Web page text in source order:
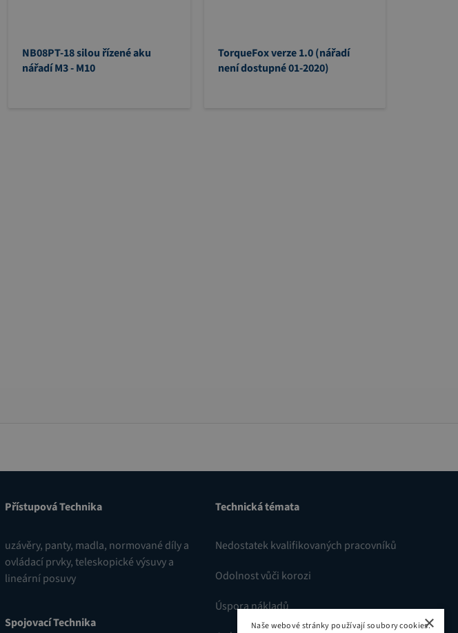
NB08PT-18 silou řízené aku
nářadí M3 - M10
TorqueFox verze 1.0 (nářadí
není dostupné 01-2020)
Přístupová Technika
uzávěry, panty, madla, normované díly a
ovládací prvky,teleskopické výsuvy a
lineární posuvy
Spojovací Technika
Technická témata
Nedostatek kvalifikovaných pracovníků
Odolnost vůči korozi
Úspora nákladů
×
Naše webové stránky používají soubory cookies.